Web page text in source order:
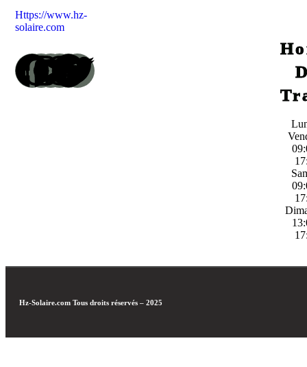
Https://www.hz-
solaire.com
Hz-Solaire.com Tous droits réservés – 2025